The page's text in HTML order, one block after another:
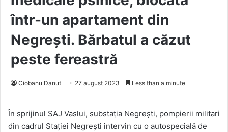
într-un apartament din
Negrești. Bărbatul a căzut
peste fereastră
Ciobanu Danut 27 august 2023 Less than a minute
În sprijinul SAJ Vaslui, substația Negrești, pompierii militari
din cadrul Stației Negrești intervin cu o autospecială de